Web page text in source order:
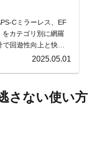
Cミラーレス、EF
カテゴリ別に網羅
回遊性向上と快適
2025.05.01
さない使い方